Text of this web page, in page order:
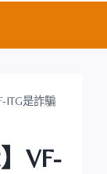
ITG是詐騙
VF-